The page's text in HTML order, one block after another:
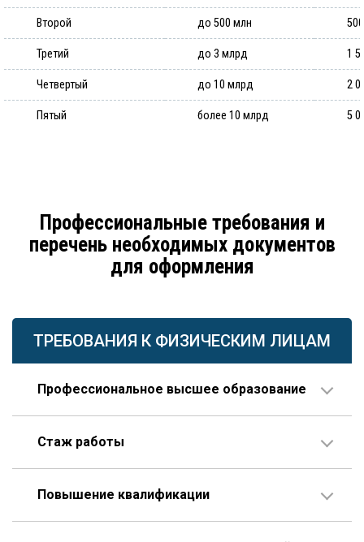
Второй до 500 млн
Третий до 3 млрд 1
Четвертый до 10 млрд 2
Пятый более 10 млрд 5
Профессиональные требования и
перечень необходимых документов
для оформления
ТРЕБОВАНИЯ К ФИЗИЧЕСКИМ ЛИЦАМ
Профессиональное высшее образование
проектирования.
Стаж работы
или больше, 3 года из которых – на руководящей
Опыт работы по специальности – не менее 10 лет,
Повышение квалификации